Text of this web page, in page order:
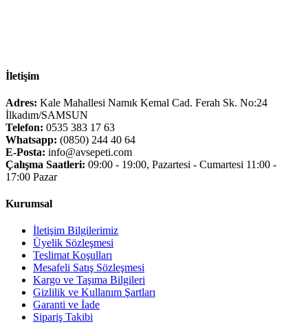
İletişim
Adres: Kale Mahallesi Namık Kemal Cad. Ferah Sk. No:24
İlkadım/SAMSUN
Telefon: 0535 383 17 63
Whatsapp: (0850) 244 40 64
E-Posta: info@avsepeti.com
Çalışma Saatleri: 09:00 - 19:00, Pazartesi - Cumartesi 11:00 -
17:00 Pazar
Kurumsal
İletişim Bilgilerimiz
Üyelik Sözleşmesi
Teslimat Koşulları
Mesafeli Satış Sözleşmesi
Kargo ve Taşıma Bilgileri
Gizlilik ve Kullanım Şartları
Garanti ve İade
Sipariş Takibi